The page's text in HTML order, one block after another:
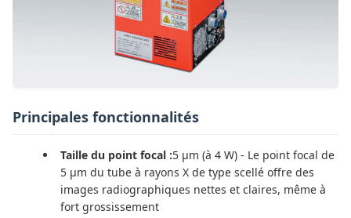
Principales fonctionnalités
Taille du point focal :5 μm (à 4 W) - Le point focal de
5 μm du tube à rayons X de type scellé offre des
images radiographiques nettes et claires, même à
fort grossissement